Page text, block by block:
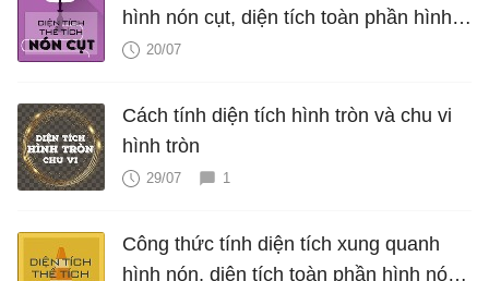
hình nón cụt, diện tích toàn phần hình
nón cụt, thể tích hình nón cụt
20/07
Cách tính diện tích hình tròn và chu vi
hình tròn
29/07 1
Công thức tính diện tích xung quanh
hình nón, diện tích toàn phần hình nón,